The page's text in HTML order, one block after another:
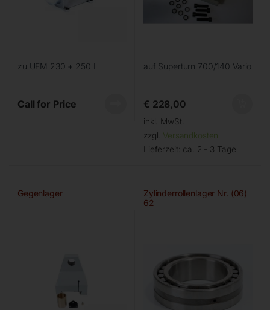
zu UFM 230 + 250 L
Call for Price
auf Superturn 700/140 Vario
€ 228,00
inkl. MwSt.
zzgl. Versandkosten
Lieferzeit: ca. 2 - 3 Tage
Gegenlager
Zylinderrollenlager Nr. (06)
62